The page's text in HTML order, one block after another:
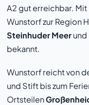
A2 gut erreichbar.
Wunstorf zur Region
Steinhuder Meer
bekannt.
Wunstorf reicht von
und Stift bis zum
Ortsteilen